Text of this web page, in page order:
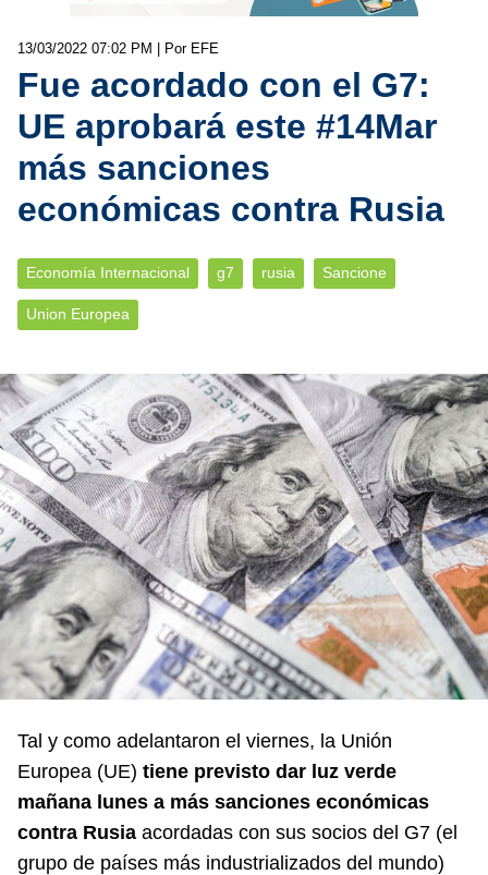
13/03/2022 07:02 PM | Por EFE
Fue acordado con el G7:
UE aprobará este #14Mar
más sanciones
económicas contra Rusia
Economía Internacional g7 rusia Sancione
Union Europea
Tal y como adelantaron el viernes, la Unión
Europea (UE) tiene previsto dar luz verde
mañana lunes a más sanciones económicas
contra Rusia acordadas con sus socios del G7 (el
grupo de países más industrializados del mundo)